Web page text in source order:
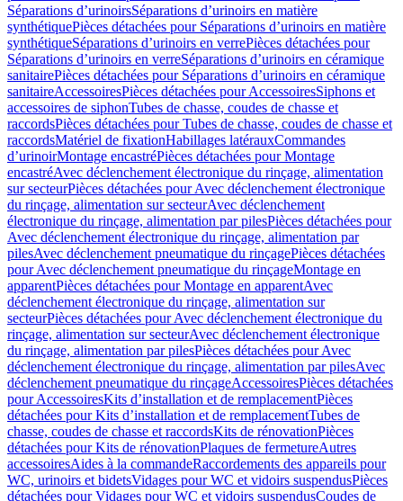
Séparations d’urinoirsSéparations d’urinoirs en matière
synthétiquePièces détachées pour Séparations d’urinoirs en matière
synthétiqueSéparations d’urinoirs en verrePièces détachées pour
Séparations d’urinoirs en verreSéparations d’urinoirs en céramique
sanitairePièces détachées pour Séparations d’urinoirs en céramique
sanitaireAccessoiresPièces détachées pour AccessoiresSiphons et
accessoires de siphonTubes de chasse, coudes de chasse et
raccordsPièces détachées pour Tubes de chasse, coudes de chasse et
raccordsMatériel de fixationHabillages latérauxCommandes
dʼurinoirMontage encastréPièces détachées pour Montage
encastréAvec déclenchement électronique du rinçage, alimentation
sur secteurPièces détachées pour Avec déclenchement électronique
du rinçage, alimentation sur secteurAvec déclenchement
électronique du rinçage, alimentation par pilesPièces détachées pour
Avec déclenchement électronique du rinçage, alimentation par
pilesAvec déclenchement pneumatique du rinçagePièces détachées
pour Avec déclenchement pneumatique du rinçageMontage en
apparentPièces détachées pour Montage en apparentAvec
déclenchement électronique du rinçage, alimentation sur
secteurPièces détachées pour Avec déclenchement électronique du
rinçage, alimentation sur secteurAvec déclenchement électronique
du rinçage, alimentation par pilesPièces détachées pour Avec
déclenchement électronique du rinçage, alimentation par pilesAvec
déclenchement pneumatique du rinçageAccessoiresPièces détachées
pour AccessoiresKits d’installation et de remplacementPièces
détachées pour Kits d’installation et de remplacementTubes de
chasse, coudes de chasse et raccordsKits de rénovationPièces
détachées pour Kits de rénovationPlaques de fermetureAutres
accessoiresAides à la commandeRaccordements des appareils pour
WC, urinoirs et bidetsVidages pour WC et vidoirs suspendusPièces
détachées pour Vidages pour WC et vidoirs suspendusCoudes de